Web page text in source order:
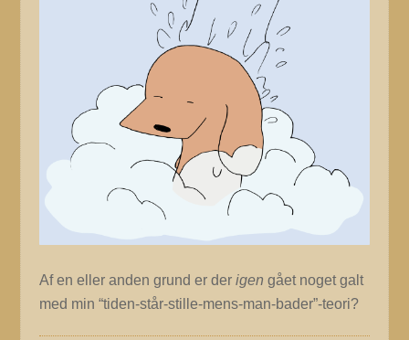
Af en eller anden grund er der igen gået noget galt
med min “tiden-står-stille-mens-man-bader”-teori?